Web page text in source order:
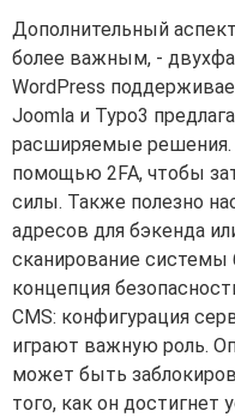
Дополнительный
более важным, -
WordPress
Joomla и Typo3
расширяемые решения.
помощью 2FA, чтобы
силы. Также полезно
адресов для бэкенда
сканирование системы
концепция
CMS: конфигурация
играют важную роль.
может быть
того, как он достигнет